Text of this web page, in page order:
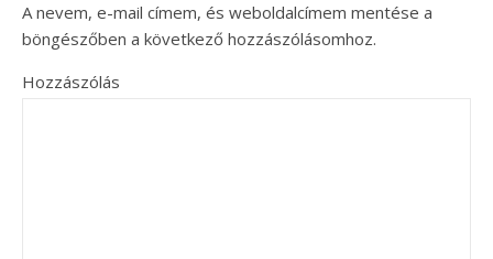
A nevem, e-mail címem, és weboldalcímem mentése a
böngészőben a következő hozzászólásomhoz.
Hozzászólás